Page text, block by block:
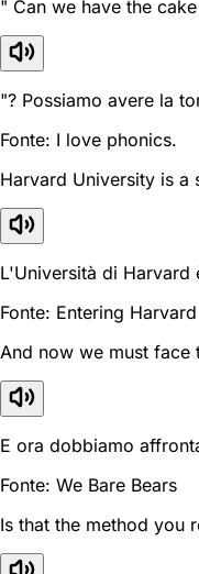
" Can we have the
"? Possiamo avere la
Fonte: I love phonics.
Harvard University is a
L'Università di Harvard
Fonte: Entering
And now we must face
E ora dobbiamo
Fonte: We Bare Bears
Is that the method you